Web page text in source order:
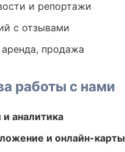
и репортажи
с отзывами
продажа
работы с нами
аналитика
и онлайн-карты